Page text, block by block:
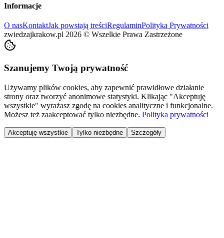
Informacje
O nasKontaktJak powstają treściRegulaminPolityka Prywatności
zwiedzajkrakow.pl 2026 © Wszelkie Prawa Zastrzeżone
Szanujemy Twoją prywatność
Używamy plików cookies, aby zapewnić prawidłowe działanie
strony oraz tworzyć anonimowe statystyki. Klikając "Akceptuję
wszystkie" wyrażasz zgodę na cookies analityczne i funkcjonalne.
Możesz też zaakceptować tylko niezbędne. Polityka prywatności
Akceptuję wszystkie Tylko niezbędne Szczegóły